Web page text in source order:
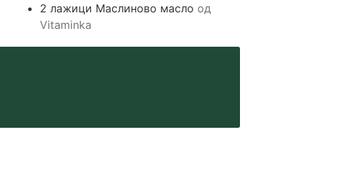
2 лажици Маслиново масло од
Vitaminka